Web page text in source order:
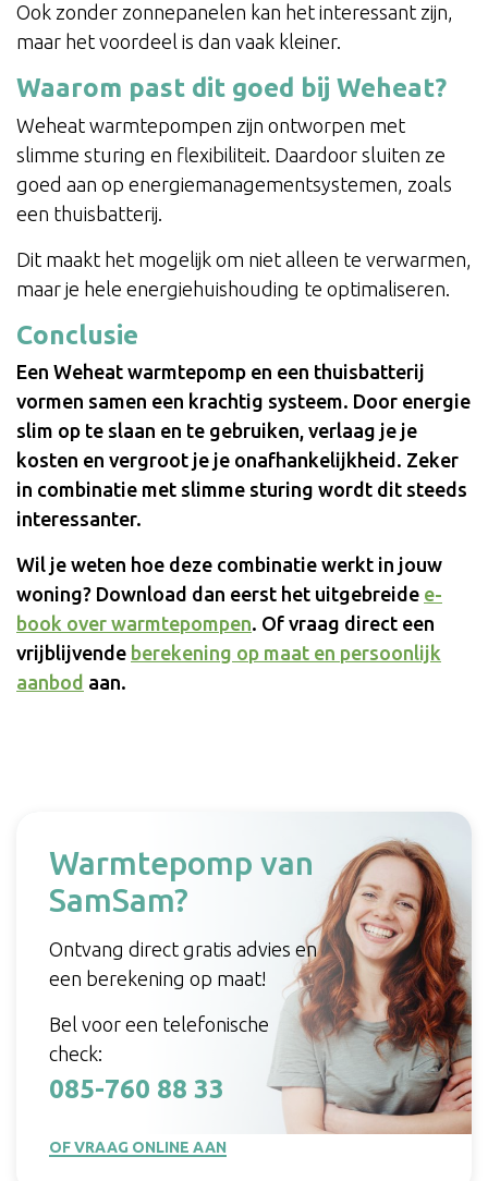
Ook zonder zonnepanelen kan het interessant zijn,
maar het voordeel is dan vaak kleiner.
Waarom past dit goed bij Weheat?
Weheat warmtepompen zijn ontworpen met
slimme sturing en flexibiliteit. Daardoor sluiten ze
goed aan op energiemanagementsystemen, zoals
een thuisbatterij.
Dit maakt het mogelijk om niet alleen te verwarmen,
maar je hele energiehuishouding te optimaliseren.
Conclusie
Een Weheat warmtepomp en een thuisbatterij
vormen samen een krachtig systeem. Door energie
slim op te slaan en te gebruiken, verlaag je je
kosten en vergroot je je onafhankelijkheid. Zeker
in combinatie met slimme sturing wordt dit steeds
interessanter.
Wil je weten hoe deze combinatie werkt in jouw
woning? Download dan eerst het uitgebreide e-
book over warmtepompen. Of vraag direct een
vrijblijvende berekening op maat en persoonlijk
aanbod aan.
Warmtepomp van
SamSam?
Ontvang direct gratis advies en
een berekening op maat!
Bel voor een telefonische
check:
085-760 88 33
OF VRAAG ONLINE AAN